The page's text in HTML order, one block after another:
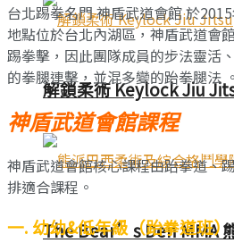
解鎖柔術 Keylock Jiu
The Bear’s Den MMA
台北踢拳名門 神盾武道會館 於
地點位於台北內湖區，神盾武道會
踢拳擊，因此團隊成員的步法靈活
的拳腿連擊，並混多變的跆拳腿法 。
神盾武道會館課程
神盾武道會館核心課程由跆拳道、
排適合課程。
一. 幼幼&低年級（跆拳道班）